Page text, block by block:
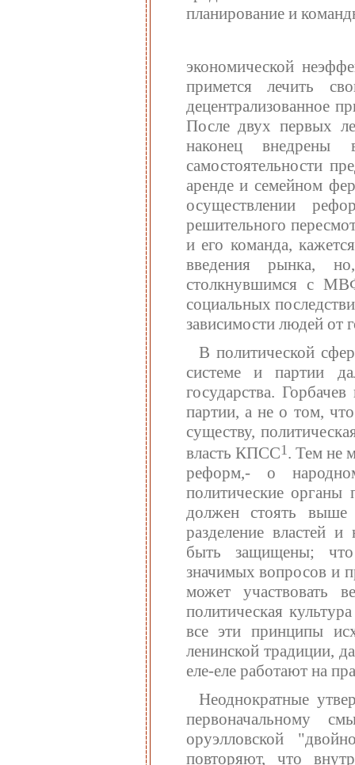
планирование и
экономической
примется лечить
децентрализованное
После двух первых
наконец
самостоятельности
аренде и семейном
осуществлении
решительного
и его команда,
введения рынка,
столкнувшимся с
социальных
зависимости людей от
В политической
системе и партии
государства.
партии, а не о том,
существу,
власть КПСС1 . Тем не
реформ,- о
политические
должен стоять выше
разделение властей
быть защищены; что
значимых вопросов и
может участвовать
политическая
все эти принципы
ленинской традиции,
еле-еле работают на
Неоднократные
первоначальному
оруэлловской
повторяют, что